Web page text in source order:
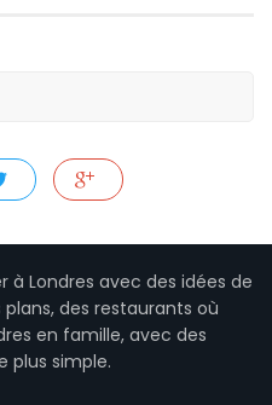
à Londres avec des idées de
des restaurants où
en famille, avec des
plus simple.